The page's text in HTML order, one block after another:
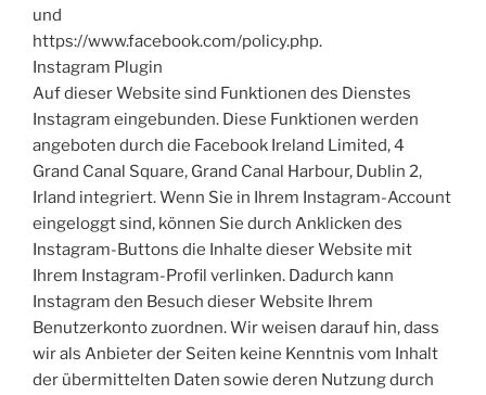
und
https://www.facebook.com/policy.php.
Instagram Plugin
Auf dieser Website sind Funktionen des Dienstes
Instagram eingebunden. Diese Funktionen werden
angeboten durch die Facebook Ireland Limited, 4
Grand Canal Square, Grand Canal Harbour, Dublin 2,
Irland integriert. Wenn Sie in Ihrem Instagram-Account
eingeloggt sind, können Sie durch Anklicken des
Instagram-Buttons die Inhalte dieser Website mit
Ihrem Instagram-Profil verlinken. Dadurch kann
Instagram den Besuch dieser Website Ihrem
Benutzerkonto zuordnen. Wir weisen darauf hin, dass
wir als Anbieter der Seiten keine Kenntnis vom Inhalt
der übermittelten Daten sowie deren Nutzung durch